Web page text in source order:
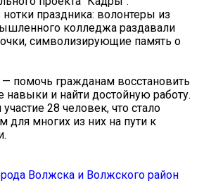
праздника: волонтеры из
колледжа раздавали
символизирующие память о
помочь гражданам восстановить
и найти достойную работу.
28 человек, что стало
для многих из них на пути к
Волжска и Волжского район